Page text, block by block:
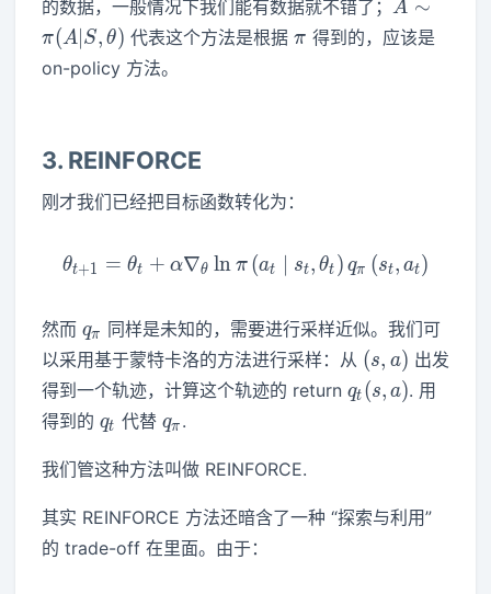
的数据，一般情况下我们能有数据就不错了； A ∼
π(A∣S, θ) 代表这个方法是根据 \pi
π 得到的，应该是
on-policy 方法。
3. REINFORCE
刚才我们已经把目标函数转化为：
θt+1 = θt + α∇θ ln π (at ∣ st, θt ) qπ (st, at)
然而q_\pi
qπ
同样是未知的，需要进行采样近似。我们可
以采用基于蒙特卡洛的方法进行采样：从 (s,a)
(s, a) 出发
得到一个轨迹，计算这个轨迹的 returnq_t(s,a)
qt (s, a). 用
得到的q_t
qt 代替q_\pi
qπ .
我们管这种方法叫做 REINFORCE.
其实 REINFORCE 方法还暗含了一种 “探索与利用”
的 trade-off 在里面。由于：